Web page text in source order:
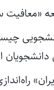
«معافیت
از